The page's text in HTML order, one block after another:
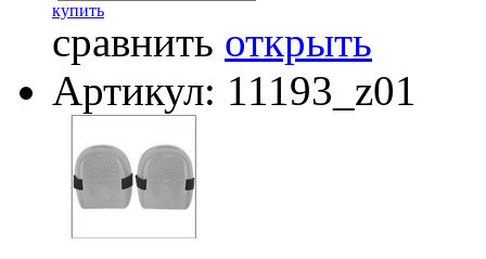
купить
сравнить открыть
Артикул: 11193_z01